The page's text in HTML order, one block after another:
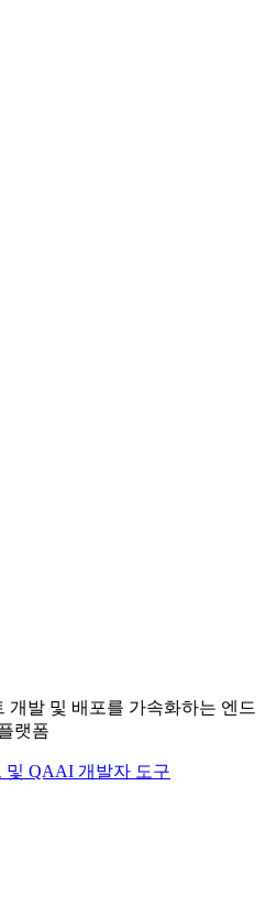
개발 및 배포를 가속화하는 엔드
랫폼
및 QAAI 개발자 도구